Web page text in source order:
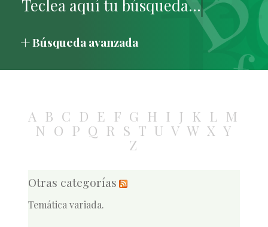
Búsqueda avanzada
A B C D E F G H I J K L M
N O P Q R S T U V W X Y
Z
Otras categorías
Temática variada.